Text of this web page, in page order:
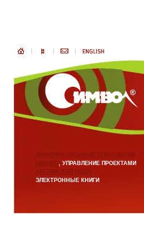
ИНФОРМАЦИОННЫЕ ТЕХНОЛОГИИ
БИЗНЕС, УПРАВЛЕНИЕ ПРОЕКТАМИ
АНГЛИЙСКИЙ ЯЗЫК
ЭЛЕКТРОННЫЕ КНИГИ